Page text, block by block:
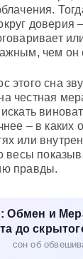
доверия –
чем он
этого сна
честная
– в каких
или
весы
правды.
Обмен и
до
сон об